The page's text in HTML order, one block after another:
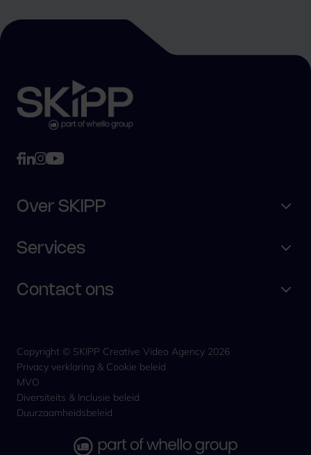
Over SKIPP
Services
Contact ons
Copyright © SKIPP Creative Video Agency 2026
Privacy verklaring & Cookie beleid
MVO
Diversiteits & Inclusie beleid
Duurzaamheidsbeleid